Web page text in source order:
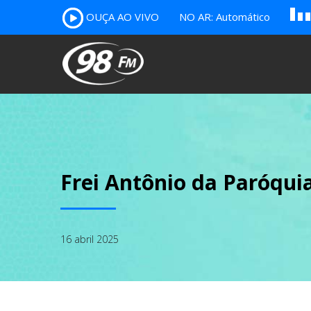
OUÇA AO VIVO NO AR: Automático B c
Frei Antônio da
16 abril 2025